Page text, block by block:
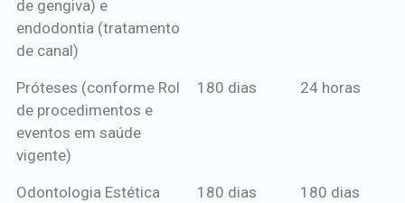
de gengiva) e
endodontia (tratamento
de canal)
Próteses (conforme Rol
de procedimentos e
eventos em saúde
vigente)
180 dias 24 horas
Odontologia Estética
180 dias 180 dias